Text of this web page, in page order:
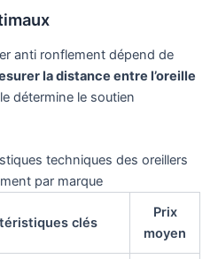
anti ronflement dépend de
la distance entre l’oreille
détermine le soutien
techniques des oreillers
par marque
clés
Prix
moyen